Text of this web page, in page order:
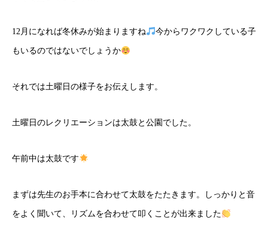
12月になれば冬休みが始まりますね 今からワクワクしている子
もいるのではないでしょうか
それでは土曜日の様子をお伝えします。
土曜日のレクリエーションは太鼓と公園でした。
午前中は太鼓です
まずは先生のお手本に合わせて太鼓をたたきます。しっかりと音
をよく聞いて、リズムを合わせて叩くことが出来ました